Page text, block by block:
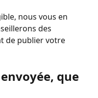
nous vous en
des
de publier votre
que